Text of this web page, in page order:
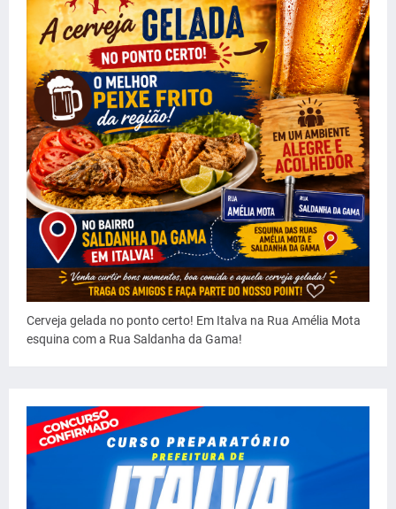
Cerveja gelada no ponto certo! Em Italva na Rua Amélia Mota
esquina com a Rua Saldanha da Gama!